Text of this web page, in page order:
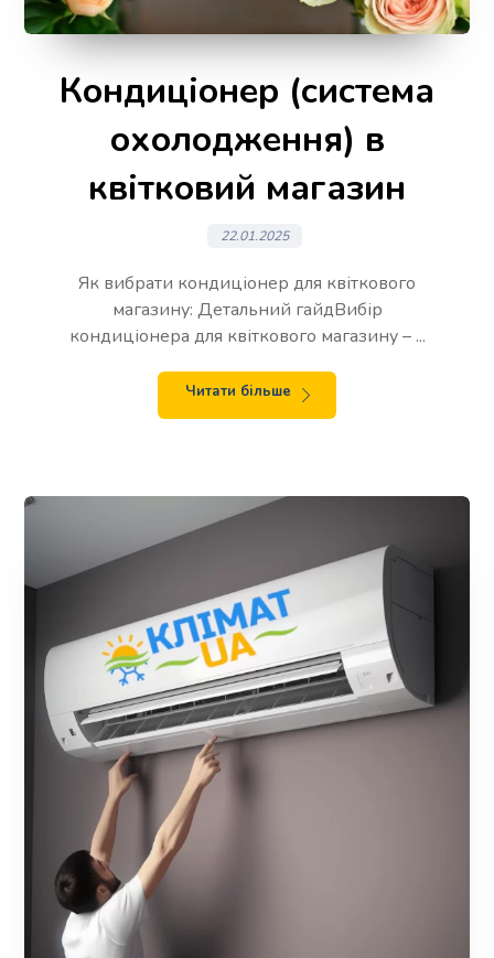
Кондиціонер (система
охолодження) в
квітковий магазин
22.01.2025
Як вибрати кондиціонер для квіткового
магазину: Детальний гайдВибір
кондиціонера для квіткового магазину – ...
Читати більше